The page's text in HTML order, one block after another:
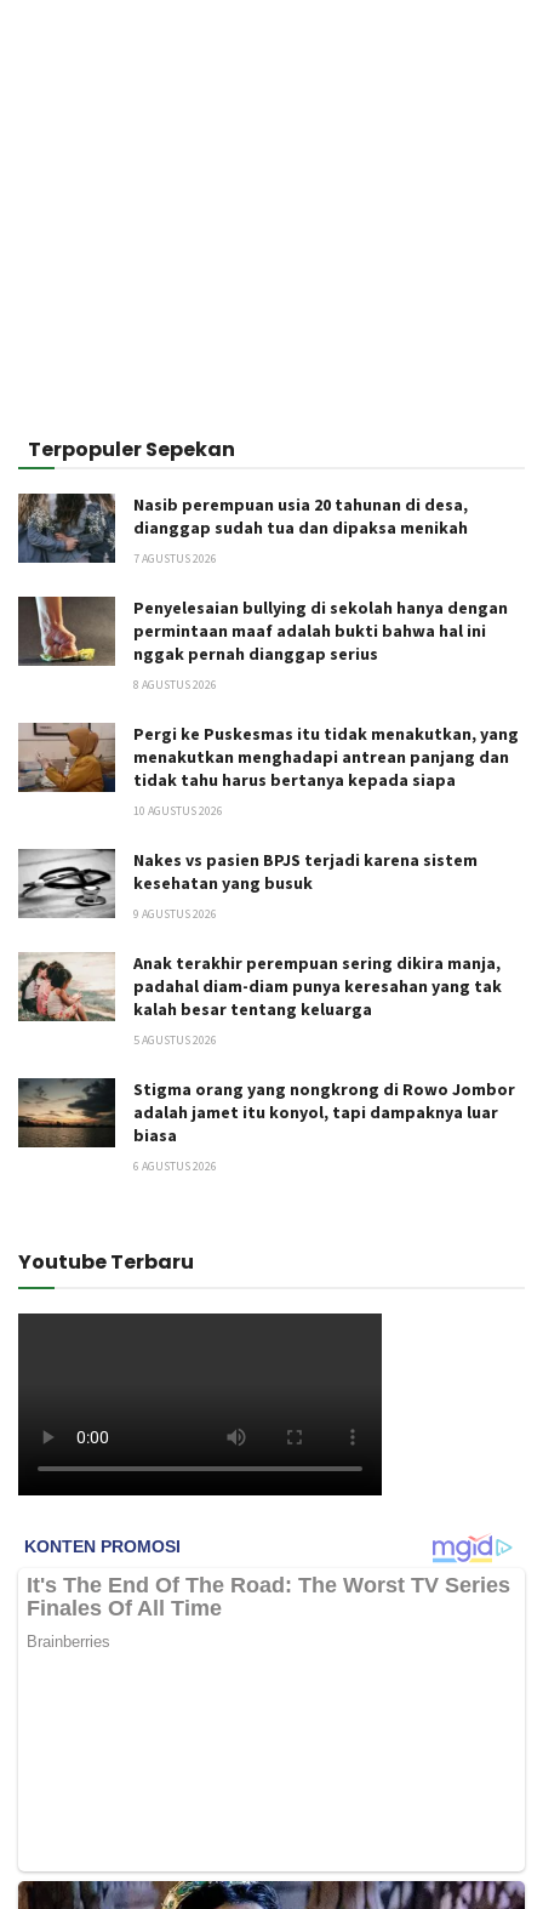
Terpopuler Sepekan
Nasib perempuan usia 20 tahunan di desa,
dianggap sudah tua dan dipaksa menikah
7 AGUSTUS 2026
Penyelesaian bullying di sekolah hanya dengan
permintaan maaf adalah bukti bahwa hal ini
nggak pernah dianggap serius
8 AGUSTUS 2026
Pergi ke Puskesmas itu tidak menakutkan, yang
menakutkan menghadapi antrean panjang dan
tidak tahu harus bertanya kepada siapa
10 AGUSTUS 2026
Nakes vs pasien BPJS terjadi karena sistem
kesehatan yang busuk
9 AGUSTUS 2026
Anak terakhir perempuan sering dikira manja,
padahal diam-diam punya keresahan yang tak
kalah besar tentang keluarga
5 AGUSTUS 2026
Stigma orang yang nongkrong di Rowo Jombor
adalah jamet itu konyol, tapi dampaknya luar
biasa
6 AGUSTUS 2026
Youtube Terbaru